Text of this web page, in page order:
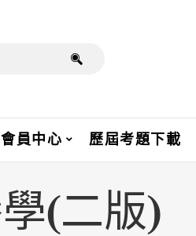
會員中心 歷屆考題下載
(二版)